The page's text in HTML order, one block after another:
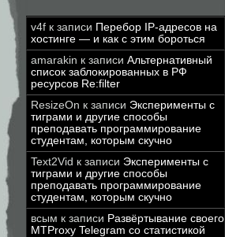
v4f к записи Перебор IP-адресов на
хостинге — и как с этим бороться
amarakin к записи Альтернативный
список заблокированных в РФ
ресурсов Re:filter
ResizeOn к записи Эксперименты с
тиграми и другие способы
преподавать программирование
студентам, которым скучно
Text2Vid к записи Эксперименты с
тиграми и другие способы
преподавать программирование
студентам, которым скучно
всым к записи Развёртывание своего
MTProxy Telegram со статистикой